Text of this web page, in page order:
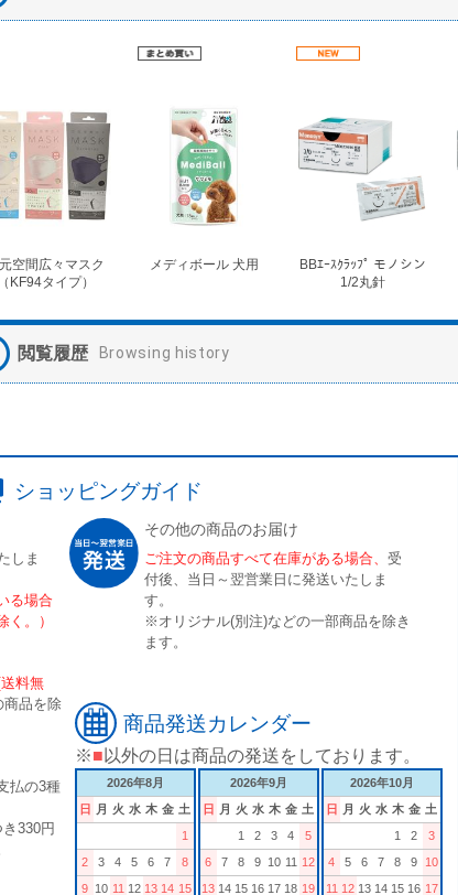
空間広々マスク
KF94タイプ）
メディボール 犬用
BBｴｰｽｸﾗｯﾌﾟ モノシン
1/2丸針
閲覧履歴 Browsing history
ショッピングガイド
しま
る場合
。）
料無
品を除
払の3種
330円
その他の商品のお届け
ご注文の商品すべて在庫がある場合、 受
付後、当日～翌営業日に発送いたしま
す。
※オリジナル(別注)などの一部商品を除き
ます。
商品発送カレンダー
※■ 以外の日は商品の発送をしております。
2026年8月
日
月 火 水 木 金 土
1
2
3 4 5 6 7
8
9 10 11 12 13 14 15
2026年9月
日
月 火 水 木 金 土
1
2 3 4
5
6
7 8 9 10 11
12
13 14 15 16 17 18 19
2026年10月
日
月 火 水 木 金 土
1
2
3
4
5 6 7 8 9
10
11 12 13 14 15 16 17